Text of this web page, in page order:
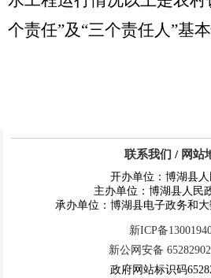
个责任”及 “三个责任人”基本
联系我们 / 网站
开办单位：博湖县
主办单位：博湖县人民
承办单位：博湖县电子政务和
新ICP备
新公网安备
政府网站标识码